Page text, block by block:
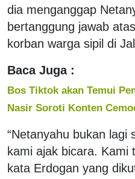
dia menganggap
bertanggung jawab
korban warga sipil di
Baca Juga :
Bos Tiktok akan Temui
Nasir Soroti Konten
“Netanyahu bukan lagi
kami ajak bicara. Kami
kata Erdogan yang